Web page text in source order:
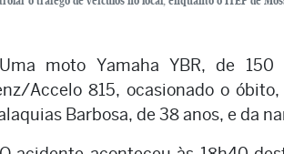
Uma moto Yamaha YBR, de
Accelo 815, ocasionado o
Barbosa, de 38 anos, e da